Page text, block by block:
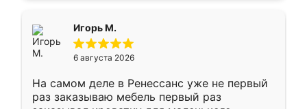
Игорь М.
6 августа 2026
На самом деле в Ренессанс уже не первый
раз заказываю мебель первый раз